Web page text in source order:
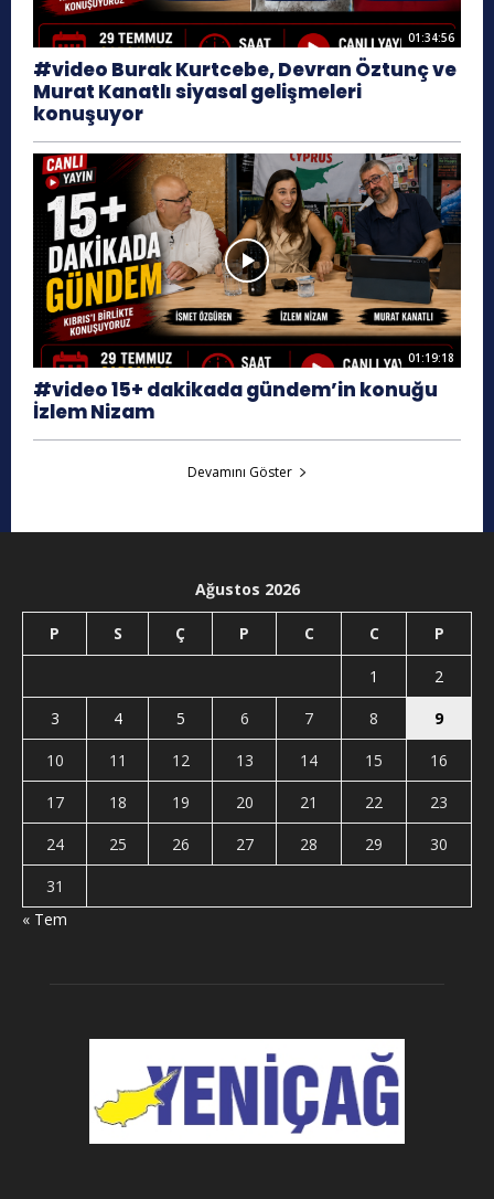
01:34:56
#video Burak Kurtcebe, Devran Öztunç ve
Murat Kanatlı siyasal gelişmeleri
konuşuyor
01:19:18
#video 15+ dakikada gündem’in konuğu
İzlem Nizam
Devamını Göster
Ağustos 2026
P S Ç P C C P
1
2
3
4 5 6 7 8
9
10
11 12 13 14 15
16
17
18 19 20 21 22
23
24
25 26 27 28 29
30
31
« Tem